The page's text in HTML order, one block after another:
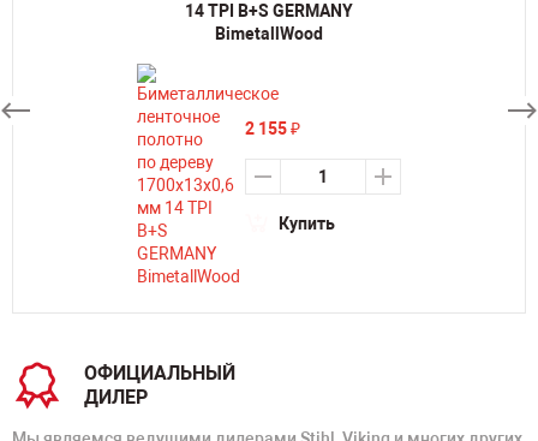
14 TPI B+S GERMANY
BimetallWood
2 155₽
Купить
ОФИЦИАЛЬНЫЙ
ДИЛЕР